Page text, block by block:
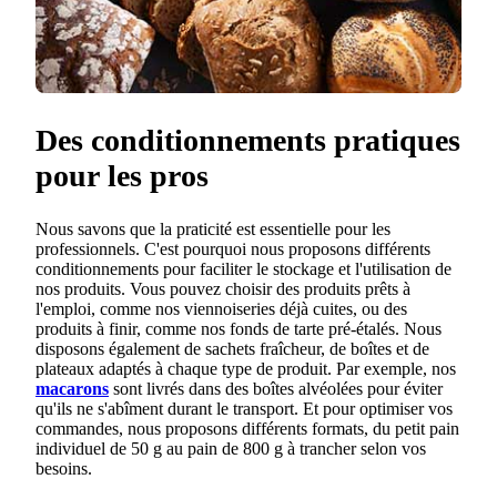
Des conditionnements pratiques
pour les pros
Nous savons que la praticité est essentielle pour les
professionnels. C'est pourquoi nous proposons différents
conditionnements pour faciliter le stockage et l'utilisation de
nos produits. Vous pouvez choisir des produits prêts à
l'emploi, comme nos viennoiseries déjà cuites, ou des
produits à finir, comme nos fonds de tarte pré-étalés. Nous
disposons également de sachets fraîcheur, de boîtes et de
plateaux adaptés à chaque type de produit. Par exemple, nos
macarons sont livrés dans des boîtes alvéolées pour éviter
qu'ils ne s'abîment durant le transport. Et pour optimiser vos
commandes, nous proposons différents formats, du petit pain
individuel de 50 g au pain de 800 g à trancher selon vos
besoins.